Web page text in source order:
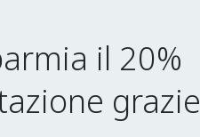
il 20%
grazie